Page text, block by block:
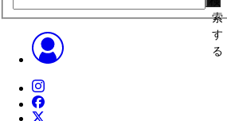
索
す
る